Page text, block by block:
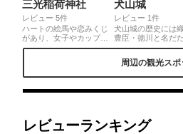
三光稲荷神社
レビュー 5件
ハートの絵馬や恋みくじ
があり、女子やカップル
がたくさんいました。朝
です。犬山城のすぐそば
歩きも楽しめるみたいで
歩12分
犬山城
レビュー 1件
犬山城の歴史には
豊臣・徳川と名だた
国武将が登場！山
む孤城のように見
木曽川沿いの歩道
の穴場スポットで
ります隊」の活気
周辺の観光スポ
レビューランキング